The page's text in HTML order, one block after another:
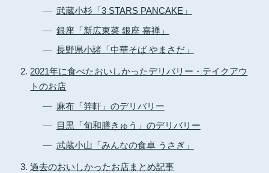
武蔵小杉「3 STARS PANCAKE」
銀座「新広東菜 銀座 嘉禅」
長野県小諸「中華そば やまさだ」
2021年に食べたおいしかったデリバリー・テイクアウ
トのお店
麻布「笄軒」のデリバリー
目黒「旬和膳きゅう」のデリバリー
武蔵小山「みんなの食卓 うさぎ」
過去のおいしかったお店まとめ記事